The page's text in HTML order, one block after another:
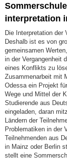
interpretation
Die Interpretation der
Deshalb ist es von
gemeinsamen
in der Vergangenheit
eines Konflikts zu
Zusammenarbeit mit
Odessa ein Projekt
Wege und Mittel der
Studierende aus
eingeladen, daran
Ländern der
Problematiken in der
Teilnehmenden aus
in Mainz oder Berlin
stellt eine